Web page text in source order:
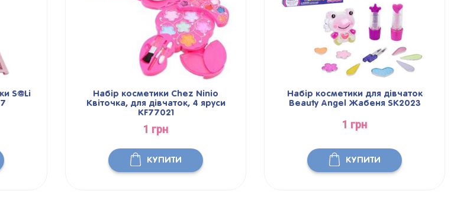
S@Li
Набір косметики Chez Ninio
Квіточка, для дівчаток, 4 яруси
KF77021
1 грн
КУПИТИ
Набір косметики для дівчаток
Beauty Angel Жабеня SK2023
1 грн
КУПИТИ